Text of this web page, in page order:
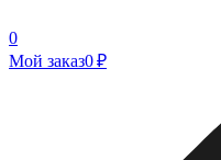
0
Мой заказ0 ₽